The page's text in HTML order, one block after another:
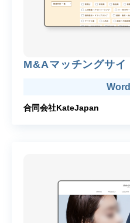
M&Aマッチングサ
合同会社KateJapan